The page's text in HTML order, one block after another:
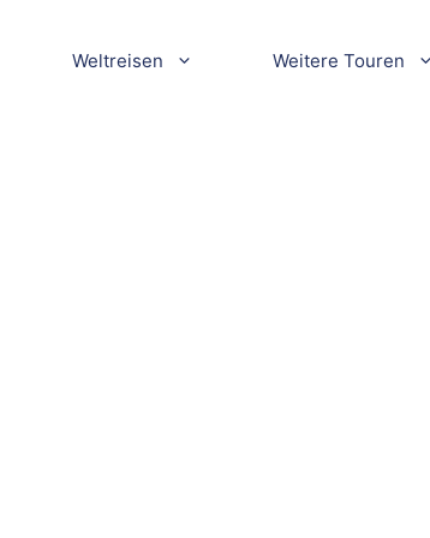
Weltreisen Weitere Touren